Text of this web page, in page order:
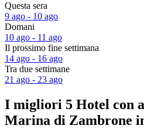
Questa sera
9 ago - 10 ago
Domani
10 ago - 11 ago
Il prossimo fine settimana
14 ago - 16 ago
Tra due settimane
21 ago - 23 ago
I migliori 5 Hotel con
Marina di Zambrone